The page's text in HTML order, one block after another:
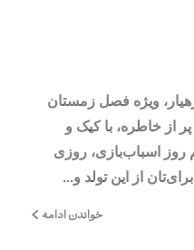
ویژه فصل زمستان
از خاطره، با کیک و
روز اسباب‌بازی، روزی
از این تولد و...
خواندن ادامه